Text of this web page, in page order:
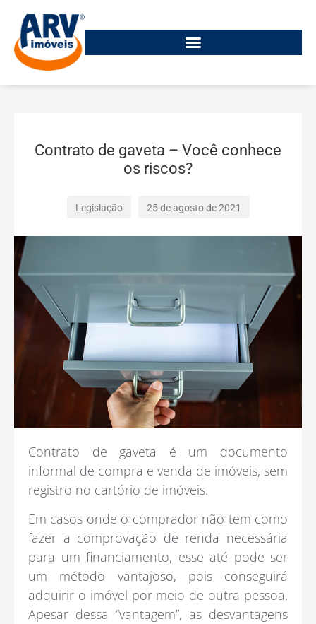
Contrato de gaveta – Você conhece
os riscos?
Legislação 25 de agosto de 2021
Contrato de gaveta é um documento
informal de compra e venda de imóveis, sem
registro no cartório de imóveis.
Em casos onde o comprador não tem como
fazer a comprovação de renda necessária
para um financiamento, esse até pode ser
um método vantajoso, pois conseguirá
adquirir o imóvel por meio de outra pessoa.
Apesar dessa “vantagem”, as desvantagens